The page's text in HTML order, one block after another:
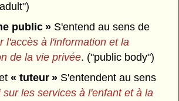
public » S'entend au sens de
l'accès à l'information et la
de la vie privée. ("public body")
« tuteur » S'entendent au sens
sur les services à l'enfant et à la